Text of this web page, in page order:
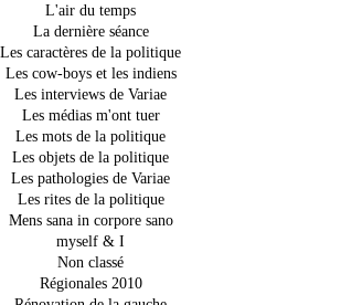
L'air du temps
La dernière séance
Les caractères de la politique
Les cow-boys et les indiens
Les interviews de Variae
Les médias m'ont tuer
Les mots de la politique
Les objets de la politique
Les pathologies de Variae
Les rites de la politique
Mens sana in corpore sano
myself & I
Non classé
Régionales 2010